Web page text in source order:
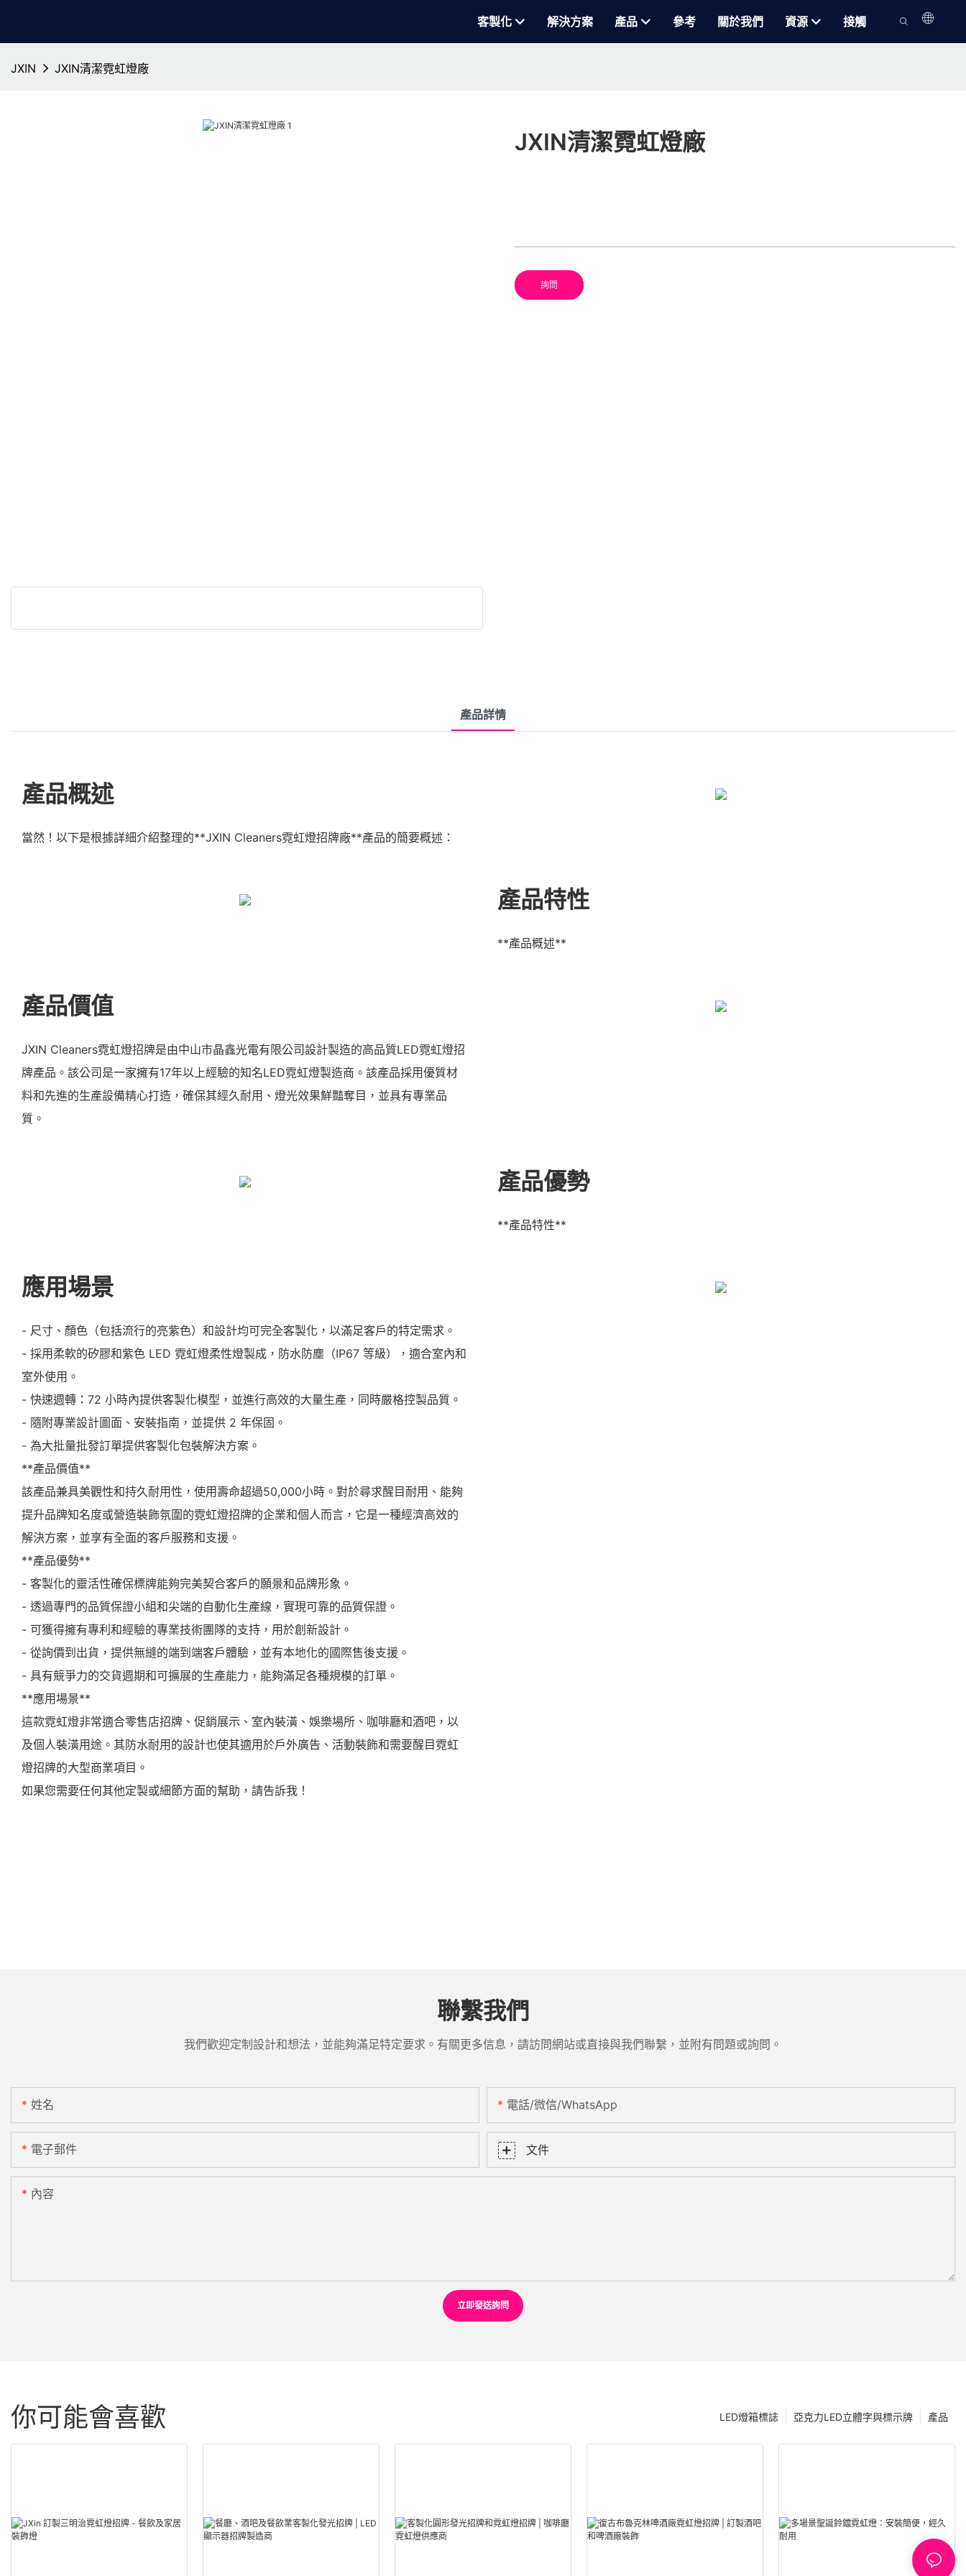
客製化 解決方案 產品 參考 關於我們 資源 接觸
JXIN JXIN清潔霓虹燈廠
JXIN清潔霓虹燈廠
詢問
產品詳情
產品概述
當然！以下是根據詳細介紹整理的**JXIN Cleaners霓虹燈招牌廠**產品的簡要概述：
產品特性
**產品概述**
產品價值
JXIN Cleaners霓虹燈招牌是由中山市晶鑫光電有限公司設計製造的高品質LED霓虹燈招
牌產品。該公司是一家擁有17年以上經驗的知名LED霓虹燈製造商。該產品採用優質材
料和先進的生產設備精心打造，確保其經久耐用、燈光效果鮮豔奪目，並具有專業品
質。
產品優勢
**產品特性**
應用場景
- 尺寸、顏色（包括流行的亮紫色）和設計均可完全客製化，以滿足客戶的特定需求。
- 採用柔軟的矽膠和紫色 LED 霓虹燈柔性燈製成，防水防塵（IP67 等級），適合室內和
室外使用。
- 快速週轉：72 小時內提供客製化模型，並進行高效的大量生產，同時嚴格控製品質。
- 隨附專業設計圖面、安裝指南，並提供 2 年保固。
- 為大批量批發訂單提供客製化包裝解決方案。
**產品價值**
該產品兼具美觀性和持久耐用性，使用壽命超過50,000小時。對於尋求醒目耐用、能夠
提升品牌知名度或營造裝飾氛圍的霓虹燈招牌的企業和個人而言，它是一種經濟高效的
解決方案，並享有全面的客戶服務和支援。
**產品優勢**
- 客製化的靈活性確保標牌能夠完美契合客戶的願景和品牌形象。
- 透過專門的品質保證小組和尖端的自動化生產線，實現可靠的品質保證。
- 可獲得擁有專利和經驗的專業技術團隊的支持，用於創新設計。
- 從詢價到出貨，提供無縫的端到端客戶體驗，並有本地化的國際售後支援。
- 具有競爭力的交貨週期和可擴展的生產能力，能夠滿足各種規模的訂單。
**應用場景**
這款霓虹燈非常適合零售店招牌、促銷展示、室內裝潢、娛樂場所、咖啡廳和酒吧，以
及個人裝潢用途。其防水耐用的設計也使其適用於戶外廣告、活動裝飾和需要醒目霓虹
燈招牌的大型商業項目。
如果您需要任何其他定製或細節方面的幫助，請告訴我！
聯繫我們
我們歡迎定制設計和想法，並能夠滿足特定要求。有關更多信息，請訪問網站或直接與我們聯繫，並附有問題或詢問。
姓名 電話/微信/WhatsApp
電子郵件 文件
內容
立即發送詢問
你可能會喜歡 產品
亞克力LED立體字與標示牌
LED燈箱標誌